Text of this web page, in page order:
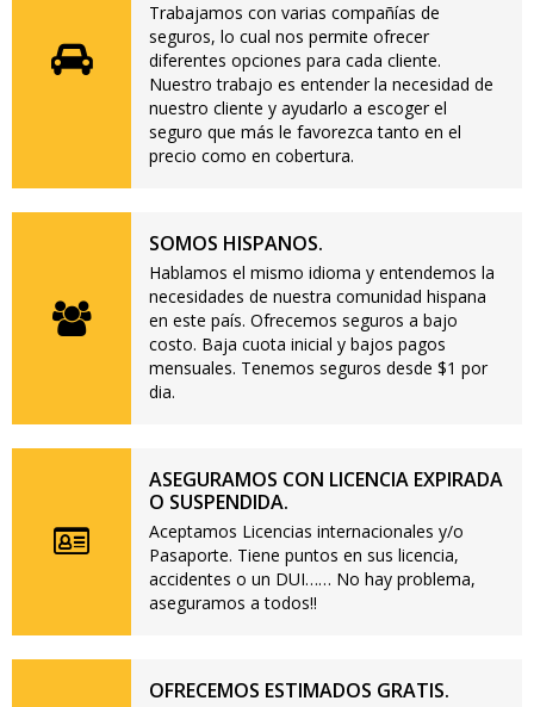
Trabajamos con varias compañías de
seguros, lo cual nos permite ofrecer
diferentes opciones para cada cliente.
Nuestro trabajo es entender la necesidad de
nuestro cliente y ayudarlo a escoger el
seguro que más le favorezca tanto en el
precio como en cobertura.
SOMOS HISPANOS.
Hablamos el mismo idioma y entendemos la
necesidades de nuestra comunidad hispana
en este país. Ofrecemos seguros a bajo
costo. Baja cuota inicial y bajos pagos
mensuales. Tenemos seguros desde $1 por
dia.
ASEGURAMOS CON LICENCIA EXPIRADA
O SUSPENDIDA.
Aceptamos Licencias internacionales y/o
Pasaporte. Tiene puntos en sus licencia,
accidentes o un DUI…… No hay problema,
aseguramos a todos!!
OFRECEMOS ESTIMADOS GRATIS.